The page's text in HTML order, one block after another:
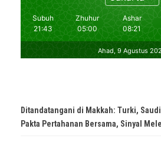
Ditandatangani di Makkah: Turki,
Pakta Pertahanan Bersama, Sinyal